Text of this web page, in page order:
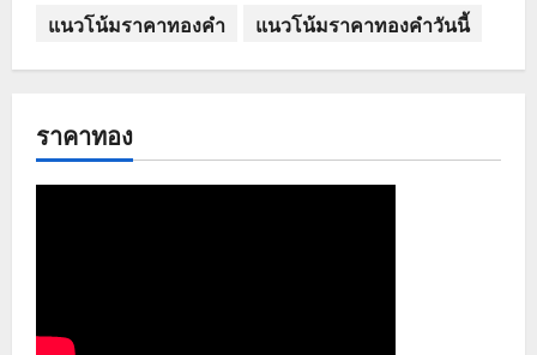
แนวโน้มราคาทองคำ
แนวโน้มราคาทองคำวันนี้
ราคาทอง